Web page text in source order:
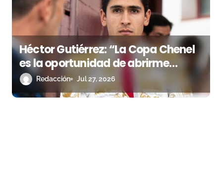
Héctor Gutiérrez: “La Copa Chenel
es la oportunidad de abrirme
camino en España”
Redacción Jul 27, 2026